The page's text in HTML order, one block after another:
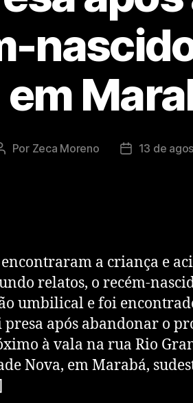
em
Por Zeca Moreno 13 de
a criança e
relatos, o recém-
umbilical e foi
presa após abandonar o
à vala na rua Rio
Nova, em Marabá,